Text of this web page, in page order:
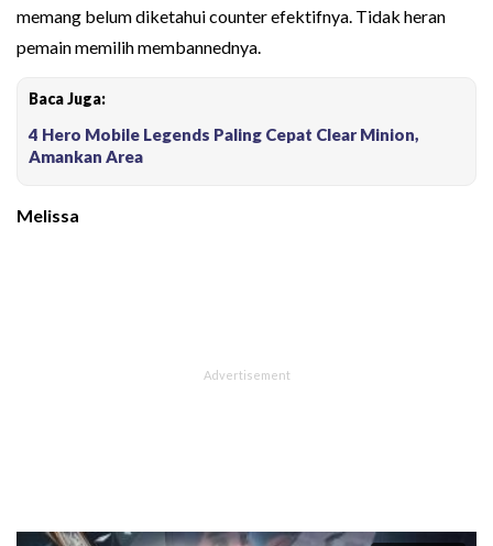
memang belum diketahui counter efektifnya. Tidak heran
pemain memilih membannednya.
Baca Juga:
4 Hero Mobile Legends Paling Cepat Clear Minion,
Amankan Area
Melissa